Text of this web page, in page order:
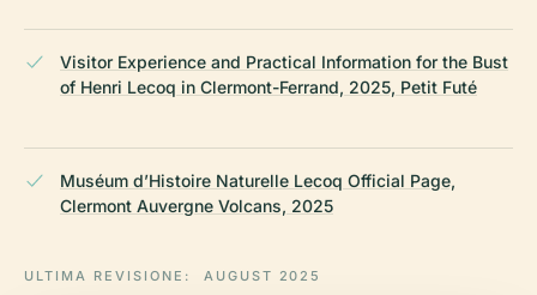
Visitor Experience and Practical Information for the Bust
of Henri Lecoq in Clermont-Ferrand, 2025, Petit Futé
Muséum d’Histoire Naturelle Lecoq Official Page,
Clermont Auvergne Volcans, 2025
ULTIMA REVISIONE: AUGUST 2025